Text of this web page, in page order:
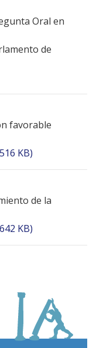
Oral en
de
favorable
KB)
de la
KB)